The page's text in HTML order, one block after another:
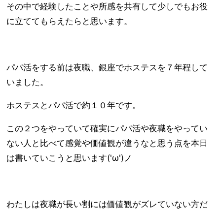
その中で経験したことや所感を共有して少しでもお役
に立ててもらえたらと思います。
パパ活をする前は夜職、銀座でホステスを７年程して
いました。
ホステスとパパ活で約１０年です。
この２つをやっていて確実にパパ活や夜職をやってい
ない人と比べて感覚や価値観が違うなと思う点を本日
は書いていこうと思います('ω')ノ
わたしは夜職が長い割には価値観がズレていない方だ